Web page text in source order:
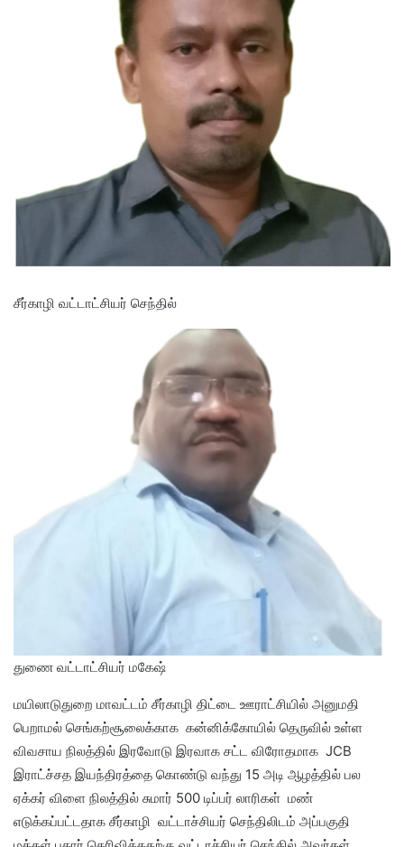
சீர்காழி வட்டாட்சியர் செந்தில்
துணை வட்டாட்சியர் மகேஷ்
மயிலாடுதுறை மாவட்டம் சீர்காழி திட்டை ஊராட்சியில் அனுமதி
பெறாமல் செங்கற்சூலைக்காக கன்னிக்கோயில் தெருவில் உள்ள
விவசாய நிலத்தில் இரவோடு இரவாக சட்ட விரோதமாக JCB
இராட்ச்சத இயந்திரத்தை கொண்டு வந்து 15 அடி ஆழத்தில் பல
ஏக்கர் விளை நிலத்தில் சுமார் 500 டிப்பர் லாரிகள் மண்
எடுக்கப்பட்டதாக சீர்காழி‌ வட்டாச்சியர் செந்திலிடம் அப்பகுதி